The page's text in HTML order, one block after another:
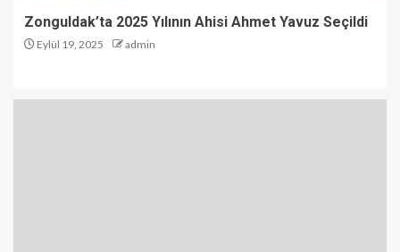
Zonguldak’ta 2025 Yılının Ahisi Ahmet Yavuz Seçildi
Eylül 19, 2025 admin